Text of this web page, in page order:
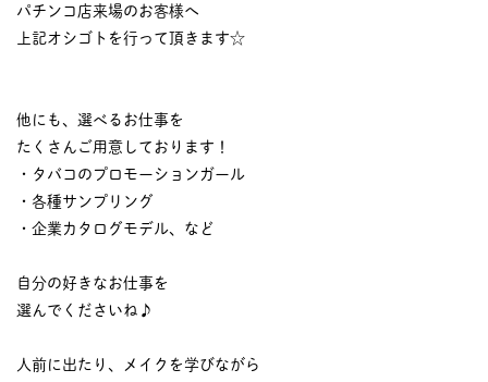
パチンコ店来場のお客様へ
上記オシゴトを行って頂きます☆
他にも、選べるお仕事を
たくさんご用意しております！
・タバコのプロモーションガール
・各種サンプリング
・企業カタログモデル、など
自分の好きなお仕事を
選んでくださいね♪
人前に出たり、メイクを学びながら